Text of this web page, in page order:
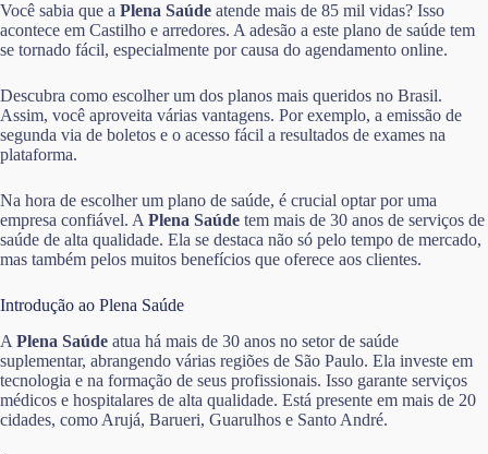
Você sabia que a Plena Saúde atende mais de 85 mil vidas? Isso
acontece em Castilho e arredores. A adesão a este plano de saúde tem
se tornado fácil, especialmente por causa do agendamento online.
Descubra como escolher um dos planos mais queridos no Brasil.
Assim, você aproveita várias vantagens. Por exemplo, a emissão de
segunda via de boletos e o acesso fácil a resultados de exames na
plataforma.
Na hora de escolher um plano de saúde, é crucial optar por uma
empresa confiável. A Plena Saúde tem mais de 30 anos de serviços de
saúde de alta qualidade. Ela se destaca não só pelo tempo de mercado,
mas também pelos muitos benefícios que oferece aos clientes.
Introdução ao Plena Saúde
A Plena Saúde atua há mais de 30 anos no setor de saúde
suplementar, abrangendo várias regiões de São Paulo. Ela investe em
tecnologia e na formação de seus profissionais. Isso garante serviços
médicos e hospitalares de alta qualidade. Está presente em mais de 20
cidades, como Arujá, Barueri, Guarulhos e Santo André.